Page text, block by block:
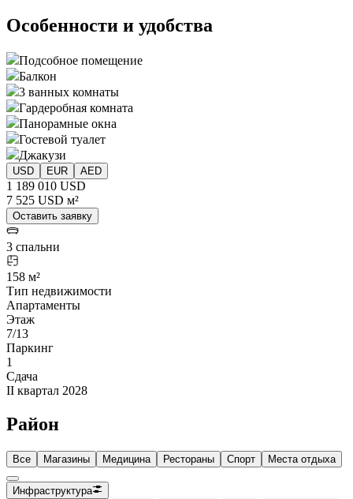
Особенности и удобства
Подсобное помещение
Балкон
3 ванных комнаты
Гардеробная комната
Панорамные окна
Гостевой туалет
Джакузи
USD EUR AED
1 189 010 USD
7 525 USD м²
Оставить заявку
3 спальни
158 м²
Тип недвижимости
Апартаменты
Этаж
7/13
Паркинг
1
Сдача
II квартал 2028
Район
Все Магазины Медицина Рестораны Спорт Места отдыха
Инфраструктура